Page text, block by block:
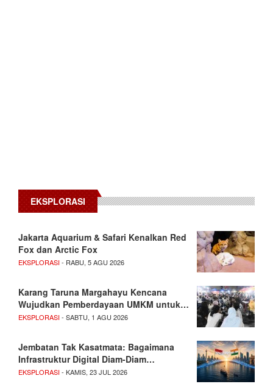
EKSPLORASI
Jakarta Aquarium & Safari Kenalkan Red
Fox dan Arctic Fox
EKSPLORASI- RABU, 5 AGU 2026
Karang Taruna Margahayu Kencana
Wujudkan Pemberdayaan UMKM untuk…
EKSPLORASI- SABTU, 1 AGU 2026
Jembatan Tak Kasatmata: Bagaimana
Infrastruktur Digital Diam-Diam…
EKSPLORASI- KAMIS, 23 JUL 2026